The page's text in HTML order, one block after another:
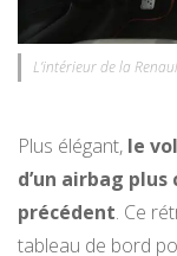
L’intérieur de la
Plus élégant, le
d’un airbag
précédent. Ce
tableau de bord